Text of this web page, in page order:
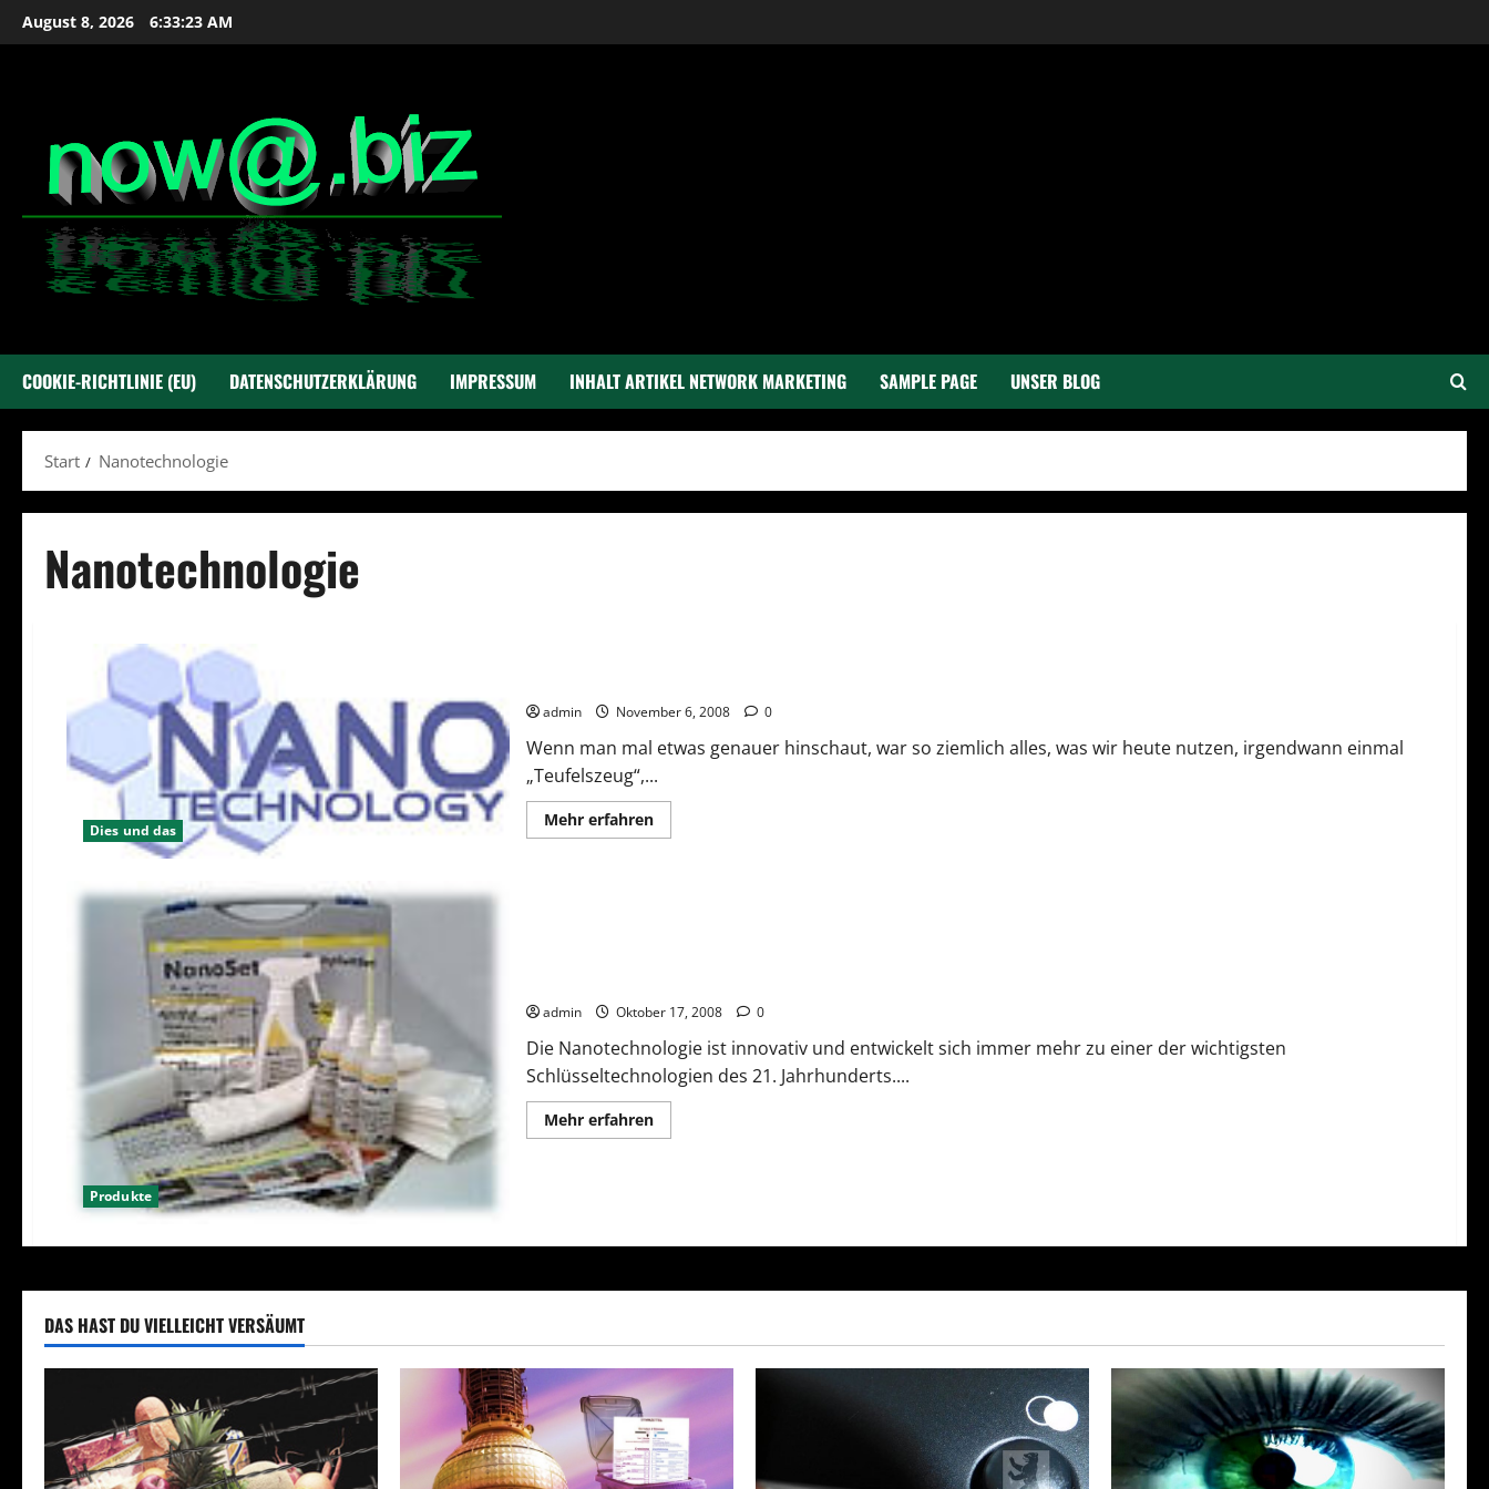
Zum
Inhalt
August 8, 2026 6:33:24 AM
COOKIE-RICHTLINIE (EU) DATENSCHUTZERKLÄRUNG IMPRESSUM INHALT ARTIKEL NETWORK MARKETING SAMPLE PAGE UNSER BLOG
Start Nanotechnologie
Nanotechnologie
Dies und das
admin November 6, 2008 0
Wenn man mal etwas genauer hinschaut, war so ziemlich alles, was wir heute nutzen, irgendwann einmal
„Teufelszeug“,...
Mehr erfahrenMehr
Informationen
Produkte
admin Oktober 17, 2008 0
Die Nanotechnologie ist innovativ und entwickelt sich immer mehr zu einer der wichtigsten
Schlüsseltechnologien des 21. Jahrhunderts....
Mehr erfahrenMehr
Informationen
DAS HAST DU VIELLEICHT VERSÄUMT